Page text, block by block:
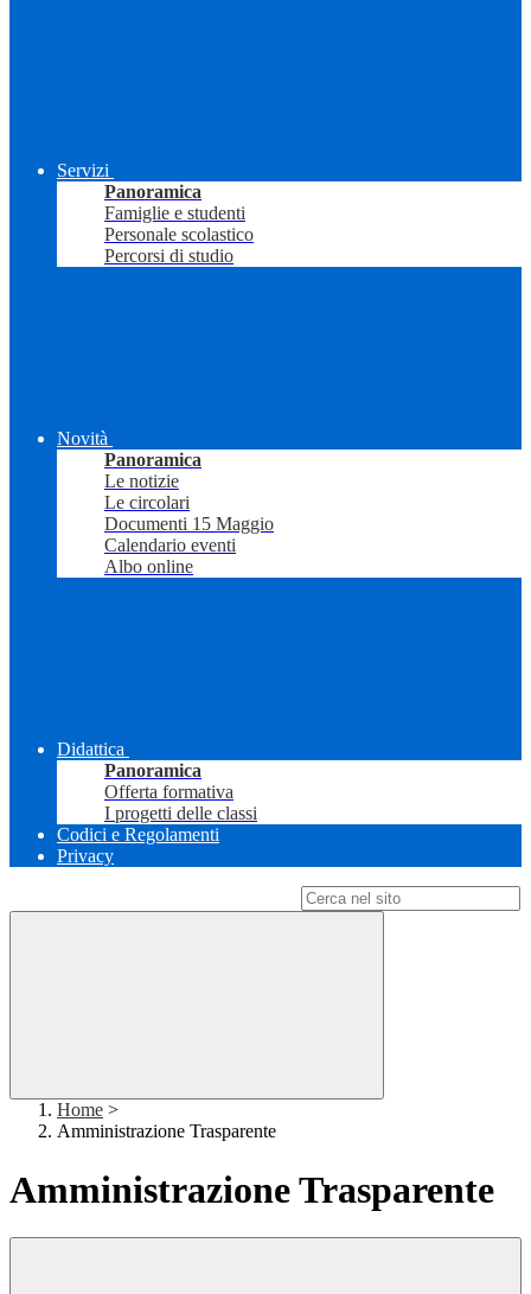
Servizi
Panoramica
Famiglie e studenti
Personale scolastico
Percorsi di studio
Novità
Panoramica
Le notizie
Le circolari
Documenti 15 Maggio
Calendario eventi
Albo online
Didattica
Panoramica
Offerta formativa
I progetti delle classi
Codici e Regolamenti
Privacy
Home >
Amministrazione Trasparente
Amministrazione Trasparente